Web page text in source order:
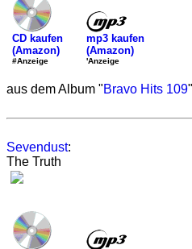
CD kaufen
(Amazon)
#Anzeige
mp3 kaufen
(Amazon)
'Anzeige
aus dem Album "Bravo Hits 109
Sevendust:
The Truth